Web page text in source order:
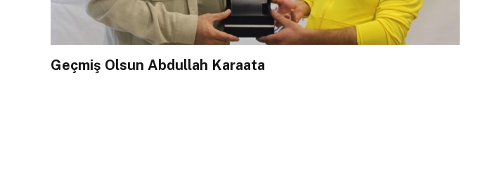
Geçmiş Olsun Abdullah Karaata